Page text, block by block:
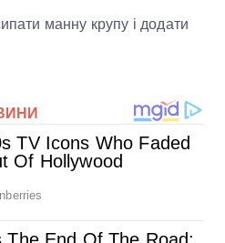
манну крупу і додати